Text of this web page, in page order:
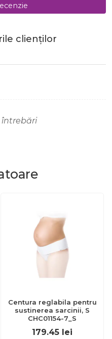
clienților
întrebări
Centura reglabila pentru
sustinerea sarcinii, S
CHC01154-7_S
179.45 lei